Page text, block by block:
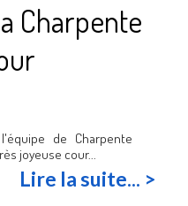
Charpente
de Charpente
joyeuse cour...
Lire la suite... >